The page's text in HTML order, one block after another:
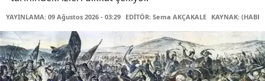
YAYINLAMA: 09 Ağustos 2026 - 03:29 EDİTÖR: Sema AKÇAKALE KAYNAK: